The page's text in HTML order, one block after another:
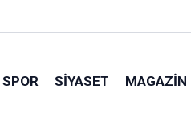
SPOR SIYASET MAGAZIN